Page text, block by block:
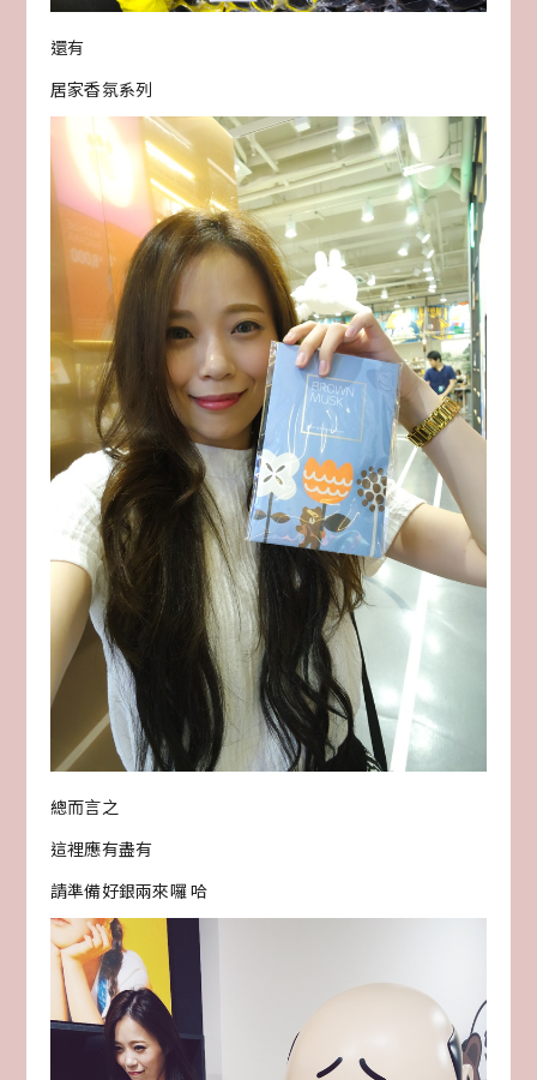
還有
居家香氛系列
總而言之
這裡應有盡有
請準備好銀兩來囉 哈